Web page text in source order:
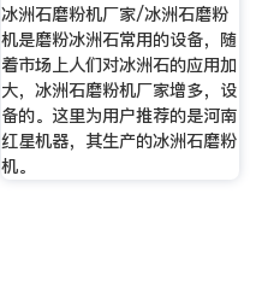
冰洲石磨粉机厂家/冰洲石磨粉
机是磨粉冰洲石常用的设备，随
着市场上人们对冰洲石的应用加
大，冰洲石磨粉机厂家增多，设
备的。这里为用户推荐的是河南
红星机器，其生产的冰洲石磨粉
机。